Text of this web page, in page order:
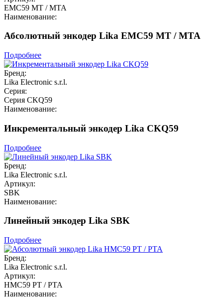
EMC59 MT / MTA
Наименование:
Абсолютный энкодер Lika EMC59 MT / MTA
Подробнее
Бренд:
Lika Electronic s.r.l.
Серия:
Серия CKQ59
Наименование:
Инкрементальный энкодер Lika CKQ59
Подробнее
Бренд:
Lika Electronic s.r.l.
Артикул:
SBK
Наименование:
Линейный энкодер Lika SBK
Подробнее
Бренд:
Lika Electronic s.r.l.
Артикул:
HMC59 PT / PTA
Наименование: